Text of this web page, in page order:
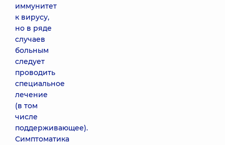
иммунитет
к вирусу,
но в ряде
случаев
больным
следует
проводить
специальное
лечение
(в том
числе
поддерживающее).
Симптоматика